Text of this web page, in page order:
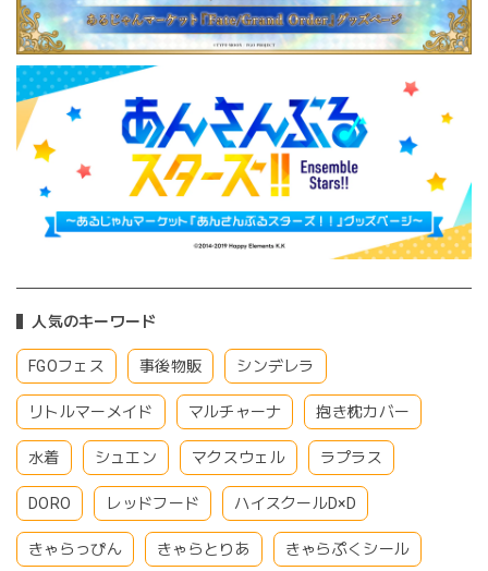
人気のキーワード
FGOフェス 事後物販 シンデレラ
リトルマーメイド マルチャーナ 抱き枕カバー
水着 シュエン マクスウェル ラプラス
DORO レッドフード ハイスクールD×D
きゃらっぴん きゃらとりあ きゃらぷくシール